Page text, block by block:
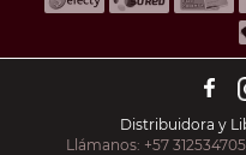
Distribuidora y
Llámanos: +57